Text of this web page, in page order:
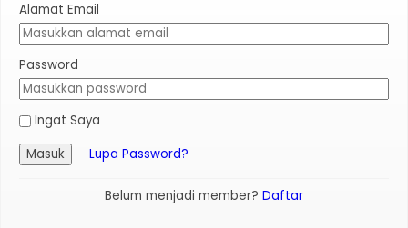
Alamat Email
Password
Ingat Saya
Masuk
Lupa Password?
Belum menjadi member? Daftar